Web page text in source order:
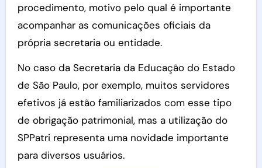
procedimento, motivo pelo qual é importante
acompanhar as comunicações oficiais da
própria secretaria ou entidade.
No caso da Secretaria da Educação do Estado
de São Paulo, por exemplo, muitos servidores
efetivos já estão familiarizados com esse tipo
de obrigação patrimonial, mas a utilização do
SPPatri representa uma novidade importante
para diversos usuários.